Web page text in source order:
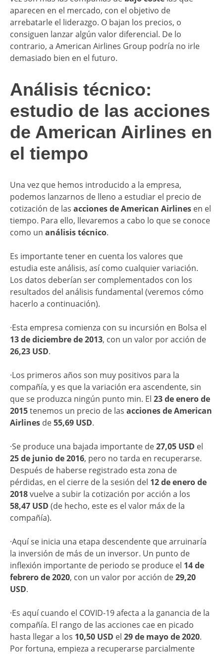
aparecen en el mercado, con el objetivo de
arrebatarle el liderazgo. O bajan los precios, o
consiguen lanzar algún valor diferencial. De lo
contrario, a American Airlines Group podría no irle
demasiado bien en el futuro.
Análisis técnico:
estudio de las acciones
de American Airlines en
el tiempo
Una vez que hemos introducido a la empresa,
podemos lanzarnos de lleno a estudiar el precio de
cotización de las acciones de American Airlines en el
tiempo. Para ello, llevaremos a cabo lo que se conoce
como un análisis técnico.
Es importante tener en cuenta los valores que
estudia este análisis, así como cualquier variación.
Los datos deberían ser complementados con los
resultados del análisis fundamental (veremos cómo
hacerlo a continuación).
·Esta empresa comienza con su incursión en Bolsa el
13 de diciembre de 2013, con un valor por acción de
26,23 USD.
·Los primeros años son muy positivos para la
compañía, y es que la variación era ascendente, sin
que se produzca ningún punto min. El 23 de enero de
2015tenemos un precio de las acciones de American
Airlines de55,69 USD.
·Se produce una bajada importante de27,05 USD el
25 de junio de 2016, pero no tarda en recuperarse.
Después de haberse registrado esta zona de
pérdidas, en el cierre de la sesión del 12 de enero de
2018vuelve a subir la cotización por acción a los
58,47 USD (de hecho, este es el valor máx de la
compañía).
·Aquí se inicia una etapa descendente que arruinaría
la inversión de más de un inversor. Un punto de
inflexión importante de periodo se produce el 14 de
febrero de 2020, con un valor por acción de29,20
USD.
·Es aquí cuando el COVID-19 afecta a la ganancia de la
compañía. El rango de las acciones cae en picado
hasta llegar a los 10,50 USD el 29 de mayo de 2020.
Por fortuna, empieza a recuperarse parcialmente